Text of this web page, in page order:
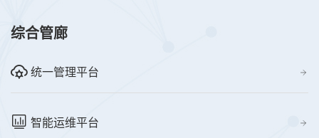
综合管廊
统一管理平台
智能运维平台